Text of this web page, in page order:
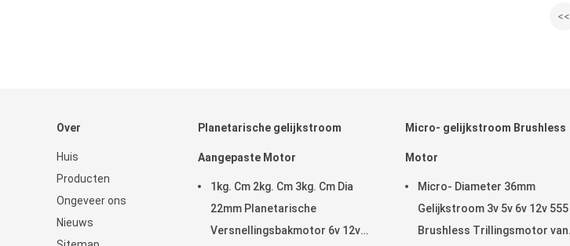
<<
Over
Huis
Producten
Ongeveer ons
Nieuws
Planetarische gelijkstroom
Aangepaste Motor
1kg. Cm 2kg. Cm 3kg. Cm Dia
22mm Planetarische
Versnellingsbakmotor 6v 12v
Micro- gelijkstroom Brushless
Motor
Micro- Diameter 36mm
Gelijkstroom 3v 5v 6v 12v 555
Brushless Trillingsmotor van